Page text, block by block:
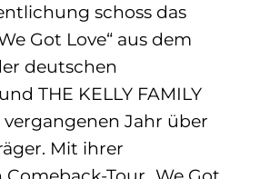
schoss das
Got Love“ aus dem
deutschen
THE KELLY FAMILY
Jahr über
Mit ihrer